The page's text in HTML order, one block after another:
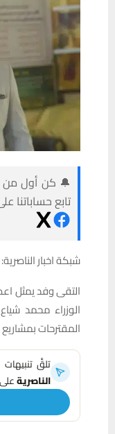
🔔 كن أول من
تابع
شبكة اخبار الناصرية:
التقى وفد يمثل
الوزراء محمد
المقترحات
تلقَّ
الناصرية